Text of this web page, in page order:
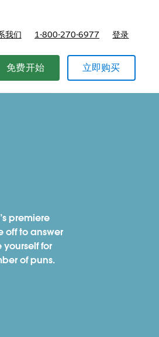
我们 1-800-270-6977 登录
免费开始 立即购买
premiere
off to answer
for
of puns.